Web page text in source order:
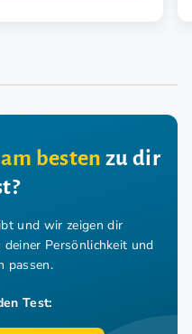
am besten zu dir
und wir zeigen dir
deiner Persönlichkeit und
passen.
Test: